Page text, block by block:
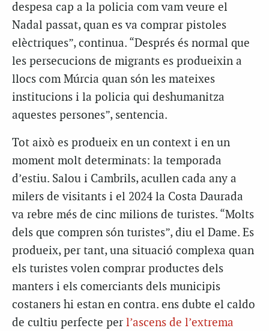
despesa cap a la policia com vam veure el
Nadal passat, quan es va comprar pistoles
elèctriques”, continua. “Després és normal que
les persecucions de migrants es produeixin a
llocs com Múrcia quan són les mateixes
institucions i la policia qui deshumanitza
aquestes persones”, sentencia.
Tot això es produeix en un context i en un
moment molt determinats: la temporada
d’estiu. Salou i Cambrils, acullen cada any a
milers de visitants i el 2024 la Costa Daurada
va rebre més de cinc milions de turistes. “Molts
dels que compren són turistes”, diu el Dame. Es
produeix, per tant, una situació complexa quan
els turistes volen comprar productes dels
manters i els comerciants dels municipis
costaners hi estan en contra. ens dubte el caldo
de cultiu perfecte per l’ascens de l’extrema